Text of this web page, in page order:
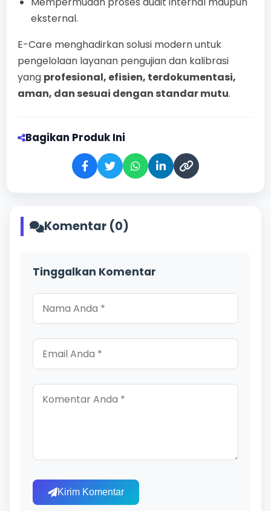
eksternal.
E-Care menghadirkan solusi modern untuk
pengelolaan layanan pengujian dan kalibrasi
yang profesional, efisien, terdokumentasi,
aman, dan sesuai dengan standar mutu.
Bagikan Produk Ini
Komentar (0)
Tinggalkan Komentar
Kirim Komentar